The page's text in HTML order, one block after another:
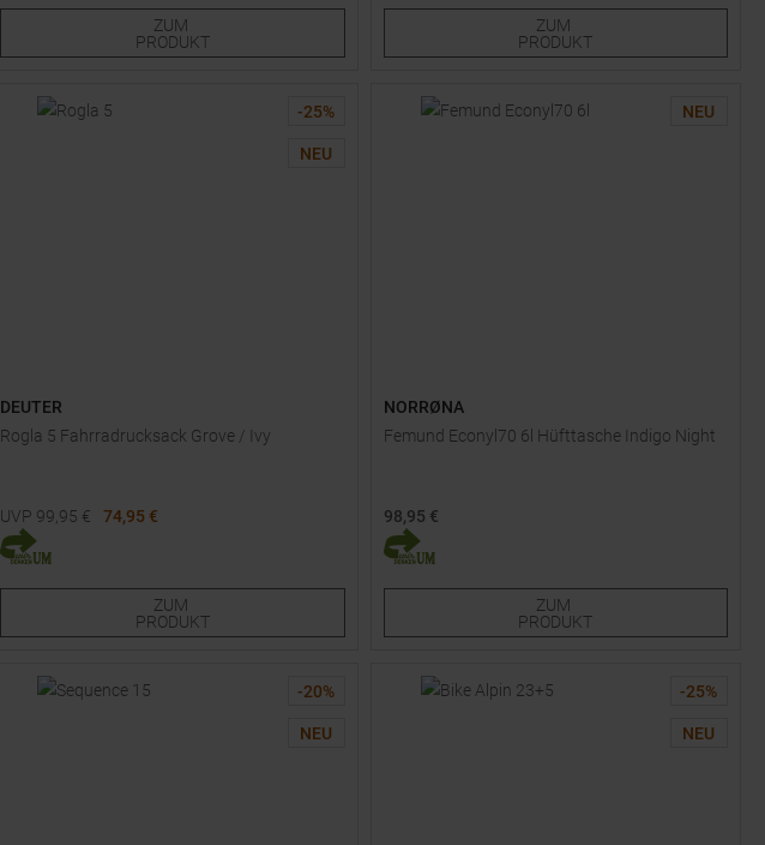
ZUM
PRODUKT
ZUM
PRODUKT
-25%
NEU
DEUTER
Rogla 5 Fahrradrucksack Grove / Ivy
UVP 99,95 €
74,95 €
Verfügbare Größen:
ZUM
PRODUKT
NEU
NORRØNA
Femund Econyl70 6l Hüfttasche Indigo Night
98,95 €
Einheitsgröße
ZUM
PRODUKT
-20%
NEU
-25%
NEU